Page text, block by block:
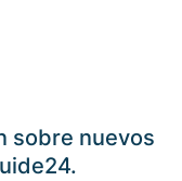
sobre nuevos